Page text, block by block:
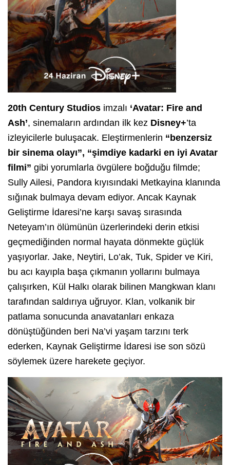
20th Century Studios imzalı ‘Avatar: Fire and
Ash’, sinemaların ardından ilk kez Disney+’ta
izleyicilerle buluşacak. Eleştirmenlerin “benzersiz
bir sinema olayı”, “şimdiye kadarki en iyi Avatar
filmi” gibi yorumlarla övgülere boğduğu filmde;
Sully Ailesi, Pandora kıyısındaki Metkayina klanında
sığınak bulmaya devam ediyor. Ancak Kaynak
Geliştirme İdaresi’ne karşı savaş sırasında
Neteyam’ın ölümünün üzerlerindeki derin etkisi
geçmediğinden normal hayata dönmekte güçlük
yaşıyorlar. Jake, Neytiri, Lo’ak, Tuk, Spider ve Kiri,
bu acı kayıpla başa çıkmanın yollarını bulmaya
çalışırken, Kül Halkı olarak bilinen Mangkwan klanı
tarafından saldırıya uğruyor. Klan, volkanik bir
patlama sonucunda anavatanları enkaza
dönüştüğünden beri Na’vi yaşam tarzını terk
ederken, Kaynak Geliştirme İdaresi ise son sözü
söylemek üzere harekete geçiyor.